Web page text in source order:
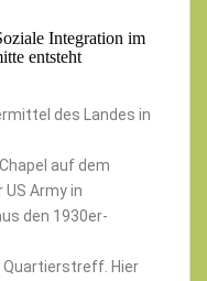
Integration im
entsteht
des Landes in
auf dem
Army in
den 1930er-
Hier